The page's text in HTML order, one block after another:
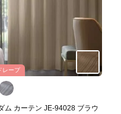
レープ
ム カーテン JE-94028 ブラウ